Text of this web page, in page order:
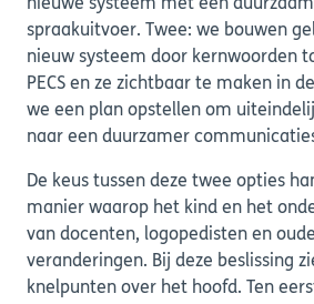
nieuwe systeem met een
spraakuitvoer. Twee: we bouwen
nieuw systeem door kernwoorden
PECS en ze zichtbaar te maken in
we een plan opstellen om
naar een duurzamer
De keus tussen deze twee opties
manier waarop het kind en het
van docenten, logopedisten en
veranderingen. Bij deze beslissing
knelpunten over het hoofd. Ten